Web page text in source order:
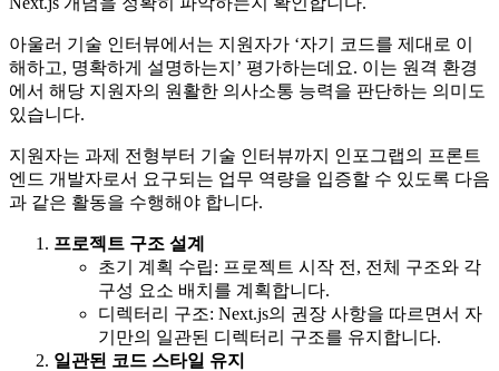
아울러 기술 인터뷰에서는 지원자가 ‘자기 코드를 제대로 이
해하고, 명확하게 설명하는지’ 평가하는데요. 이는 원격 환경
에서 해당 지원자의 원활한 의사소통 능력을 판단하는 의미도
있습니다.
지원자는 과제 전형부터 기술 인터뷰까지 인포그랩의 프론트
엔드 개발자로서 요구되는 업무 역량을 입증할 수 있도록 다음
과 같은 활동을 수행해야 합니다.
프로젝트 구조 설계
초기 계획 수립: 프로젝트 시작 전, 전체 구조와 각
구성 요소 배치를 계획합니다.
디렉터리 구조: Next.js의 권장 사항을 따르면서 자
기만의 일관된 디렉터리 구조를 유지합니다.
일관된 코드 스타일 유지